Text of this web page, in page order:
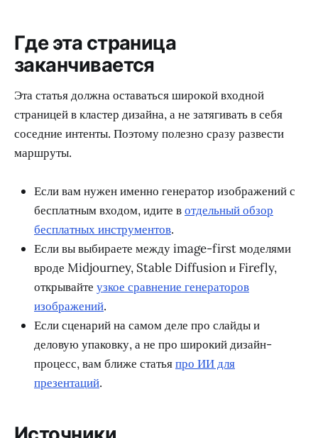
Где эта страница
заканчивается
Эта статья должна оставаться широкой входной
страницей в кластер дизайна, а не затягивать в себя
соседние интенты. Поэтому полезно сразу развести
маршруты.
Если вам нужен именно генератор изображений с
бесплатным входом, идите вотдельный обзор
бесплатных инструментов.
Если вы выбираете между image-first моделями
вроде Midjourney, Stable Diffusion и Firefly,
открывайте узкое сравнение генераторов
изображений.
Если сценарий на самом деле про слайды и
деловую упаковку, а не про широкий дизайн-
процесс, вам ближе статьяпро ИИ для
презентаций.